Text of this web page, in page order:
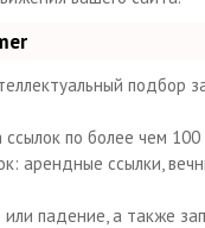
подбор
ссылок по более чем
арендные ссылки,
падение, а также